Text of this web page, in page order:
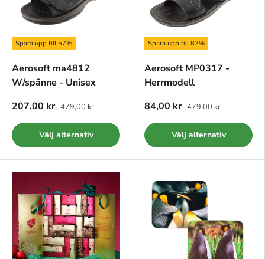
Spara upp till 57%
Aerosoft ma4812
W/spänne - Unisex
207,00 kr 479,00 kr
Välj alternativ
Spara upp till 82%
Aerosoft MP0317 -
Herrmodell
84,00 kr 479,00 kr
Välj alternativ